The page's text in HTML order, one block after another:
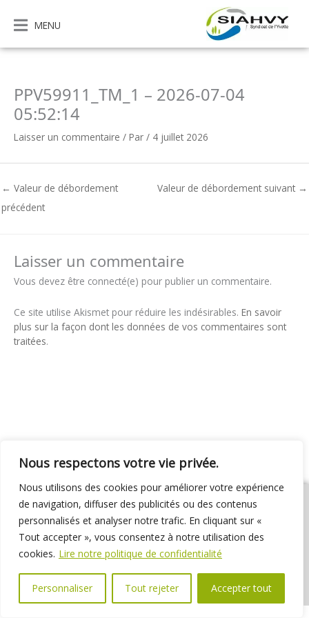
Nous respectons votre vie privée.
Nous utilisons des cookies pour améliorer votre expérience
de navigation, diffuser des publicités ou des contenus
personnalisés et analyser notre trafic. En cliquant sur «
Tout accepter », vous consentez à notre utilisation des
cookies. Lire notre politique de confidentialité
Personnaliser Tout rejeter Accepter tout
contenu
MENU
PPV59911_TM_1 – 2026-07-04
05:52:14
Laisser un commentaire / Par / 4 juillet 2026
← Valeur de débordement
précédent
Valeur de débordement suivant →
Laisser un commentaire
Vous devez être connecté(e) pour publier un commentaire.
Ce site utilise Akismet pour réduire les indésirables. En savoir
plus sur la façon dont les données de vos commentaires sont
traitées.
01 69 31 72 10 01 69 31 37 31
Nous contacter
Espace élus
Marchés publics Délibérations